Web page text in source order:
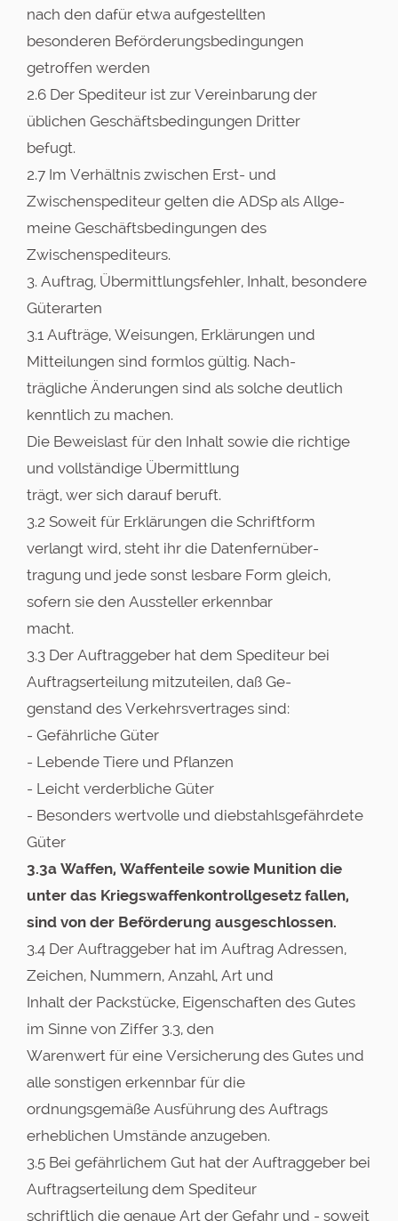
nach den dafür etwa aufgestellten
besonderen Beförderungsbedingungen
getroffen werden
2.6 Der Spediteur ist zur Vereinbarung der
üblichen Geschäftsbedingungen Dritter
befugt.
2.7 Im Verhältnis zwischen Erst- und
Zwischenspediteur gelten die ADSp als Allge-
meine Geschäftsbedingungen des
Zwischenspediteurs.
3. Auftrag, Übermittlungsfehler, Inhalt, besondere
Güterarten
3.1 Aufträge, Weisungen, Erklärungen und
Mitteilungen sind formlos gültig. Nach-
trägliche Änderungen sind als solche deutlich
kenntlich zu machen.
Die Beweislast für den Inhalt sowie die richtige
und vollständige Übermittlung
trägt, wer sich darauf beruft.
3.2 Soweit für Erklärungen die Schriftform
verlangt wird, steht ihr die Datenfernüber-
tragung und jede sonst lesbare Form gleich,
sofern sie den Aussteller erkennbar
macht.
3.3 Der Auftraggeber hat dem Spediteur bei
Auftragserteilung mitzuteilen, daß Ge-
genstand des Verkehrsvertrages sind:
- Gefährliche Güter
- Lebende Tiere und Pflanzen
- Leicht verderbliche Güter
- Besonders wertvolle und diebstahlsgefährdete
Güter
3.3a Waffen, Waffenteile sowie Munition die
unter das Kriegswaffenkontrollgesetz fallen,
sind von der Beförderung ausgeschlossen.
3.4 Der Auftraggeber hat im Auftrag Adressen,
Zeichen, Nummern, Anzahl, Art und
Inhalt der Packstücke, Eigenschaften des Gutes
im Sinne von Ziffer 3.3, den
Warenwert für eine Versicherung des Gutes und
alle sonstigen erkennbar für die
ordnungsgemäße Ausführung des Auftrags
erheblichen Umstände anzugeben.
3.5 Bei gefährlichem Gut hat der Auftraggeber bei
Auftragserteilung dem Spediteur
schriftlich die genaue Art der Gefahr und - soweit